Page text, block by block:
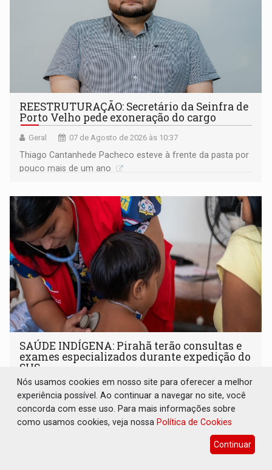
REESTRUTURAÇÃO: Secretário da Seinfra de
Porto Velho pede exoneração do cargo
Geral 07 de Agosto de 2026 às 10:37
Thiago Cantanhede Pacheco esteve à frente da pasta por
pouco mais de um ano
SAÚDE INDÍGENA: Pirahã terão consultas e
exames especializados durante expedição do
SUS
Geral 07 de Agosto de 2026 às 10:36
Ação levará mais de mil atendimentos especializados a
478 indígenas, evitando deslocamentos para centros
Nós usamos cookies em nosso site para oferecer a melhor
experiência possível. Ao continuar a navegar no site, você
concorda com esse uso. Para mais informações sobre
como usamos cookies, veja nossa Política de Cookies
Continuar